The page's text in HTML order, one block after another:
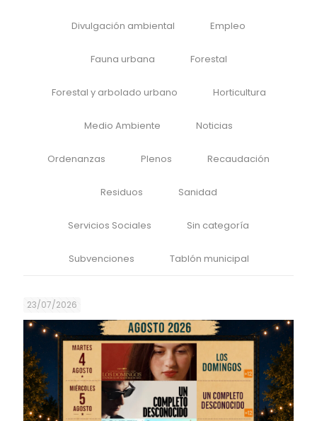
Divulgación ambiental Empleo
Fauna urbana Forestal
Forestal y arbolado urbano Horticultura
Medio Ambiente Noticias
Ordenanzas Plenos Recaudación
Residuos Sanidad
Servicios Sociales Sin categoría
Subvenciones Tablón municipal
23/07/2026